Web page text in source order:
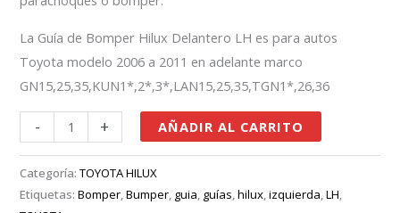
La Guía de Bomper Hilux Delantero LH es para autos
Toyota modelo 2006 a 2011 en adelante marco
GN15,25,35,KUN1*,2*,3*,LAN15,25,35,TGN1*,26,36
- + AÑADIR AL CARRITO
Categoría:TOYOTA HILUX
Etiquetas:Bomper,Bumper, guia, guías,hilux,izquierda,LH,